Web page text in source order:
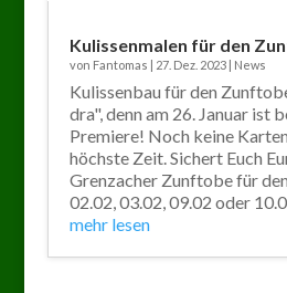
Kulissenmalen für den
von Fantomas 27. Dez. 2023| News
Kulissenbau für den
dra", denn am 26. Januar ist
Premiere! Noch keine
höchste Zeit. Sichert Euch
Grenzacher Zunftobe für
02.02, 03.02, 09.02 oder
mehr lesen